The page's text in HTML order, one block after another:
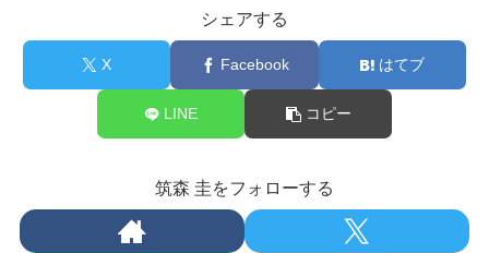
シェアする
X Facebook はてブ
LINE コピー
筑森 圭をフォローする